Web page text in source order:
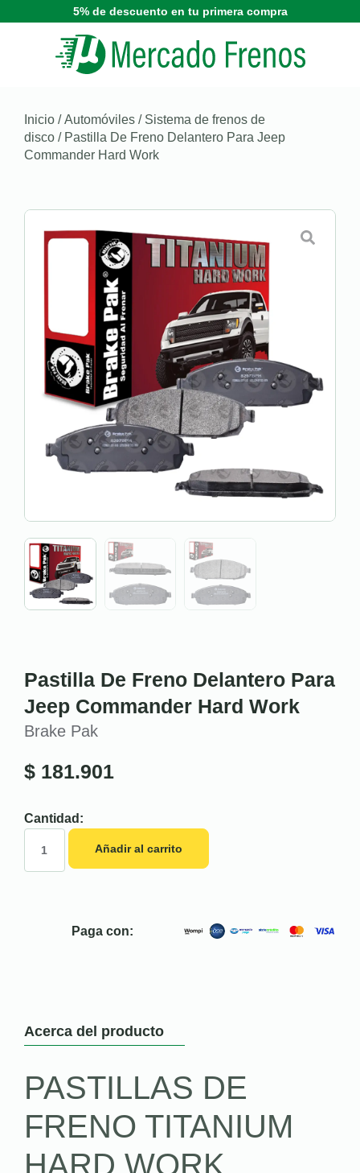
5% de descuento en tu primera compra
Inicio /Automóviles / Sistema de frenos de
disco / Pastilla De Freno Delantero Para Jeep
Commander Hard Work
Pastilla De Freno Delantero Para
Jeep Commander Hard Work
Brake Pak
$ 181.901
Cantidad:
Añadir al carrito
Paga con:
Acerca del producto
PASTILLAS DE
FRENO TITANIUM
HARD WORK